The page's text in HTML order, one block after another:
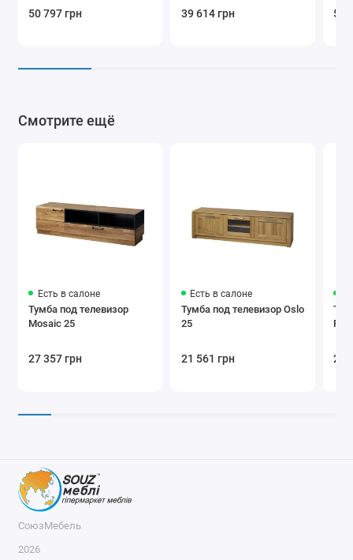
50 797 грн 39 614 грн 54
Смотрите ещё
Есть в салоне
Тумба под телевизор
Mosaic 25
27 357 грн
Есть в салоне
Тумба под телевизор Oslo
25
21 561 грн 25
СоюзМебель
2026